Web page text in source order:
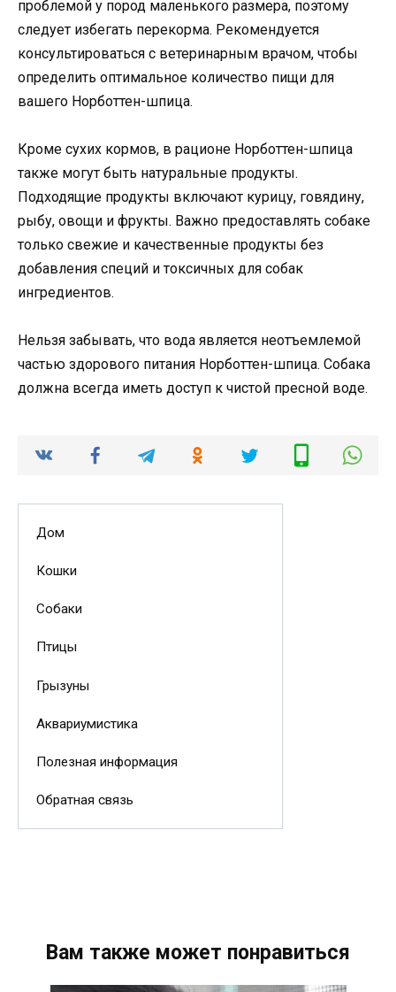
проблемой у пород маленького размера, поэтому
следует избегать перекорма. Рекомендуется
консультироваться с ветеринарным врачом, чтобы
определить оптимальное количество пищи для
вашего Норботтен-шпица.
Кроме сухих кормов, в рационе Норботтен-шпица
также могут быть натуральные продукты.
Подходящие продукты включают курицу, говядину,
рыбу, овощи и фрукты. Важно предоставлять собаке
только свежие и качественные продукты без
добавления специй и токсичных для собак
ингредиентов.
Нельзя забывать, что вода является неотъемлемой
частью здорового питания Норботтен-шпица. Собака
должна всегда иметь доступ к чистой пресной воде.
Дом
Кошки
Собаки
Птицы
Грызуны
Аквариумистика
Полезная информация
Обратная связь
Вам также может понравиться